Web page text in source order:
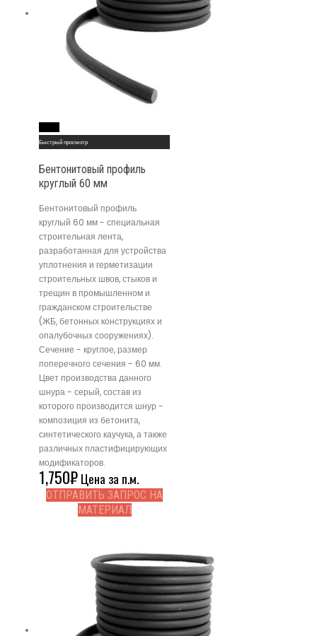
Быстрый просмотр
Бентонитовый профиль
круглый 60 мм
Бентонитовый профиль
круглый 60 мм - специальная
строительная лента,
разработанная для устройства
уплотнения и герметизации
строительных швов, стыков и
трещин в промышленном и
гражданском строительстве
(ЖБ, бетонных конструкциях и
опалубочных сооружениях).
Сечение - круглое, размер
поперечного сечения - 60 мм.
Цвет производства данного
шнура - серый, состав из
которого производится шнур -
композиция из бетонита,
синтетического каучука, а также
различных пластифицирующих
модификаторов.
1,750₽Цена за п.м.
ОТПРАВИТЬ ЗАПРОС НА
МАТЕРИАЛ